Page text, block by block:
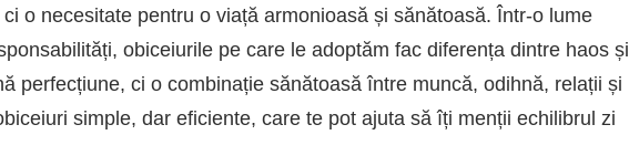
o necesitate pentru o viață armonioasă și sănătoasă. Într-o lume
obiceiurile pe care le adoptăm fac diferența dintre haos și
perfecțiune, ci o combinație sănătoasă între muncă, odihnă, relații și
simple, dar eficiente, care te pot ajuta să îți menții echilibrul zi